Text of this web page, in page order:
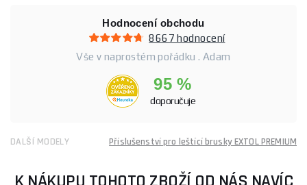
Hodnocení obchodu
8667 hodnocení
Vše v naprostém pořádku . Adam
95 %
doporučuje
DALŠÍ MODELY Příslušenství pro leštící brusky EXTOL PREMIUM